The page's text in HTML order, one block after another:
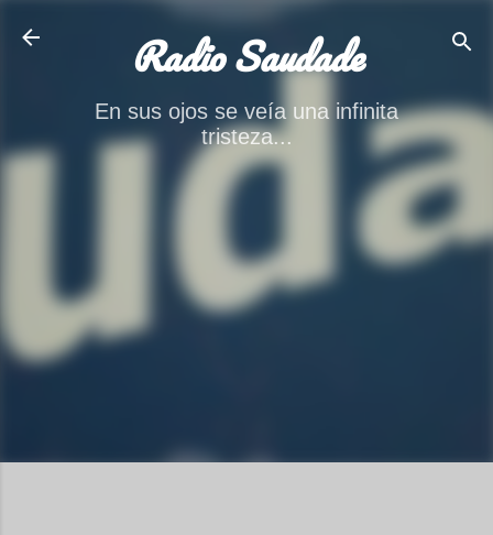
Radio Saudade
En sus ojos se veía una infinita
tristeza...